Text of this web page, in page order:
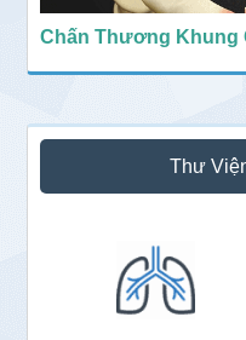
Chấn Thương Khung
Thư